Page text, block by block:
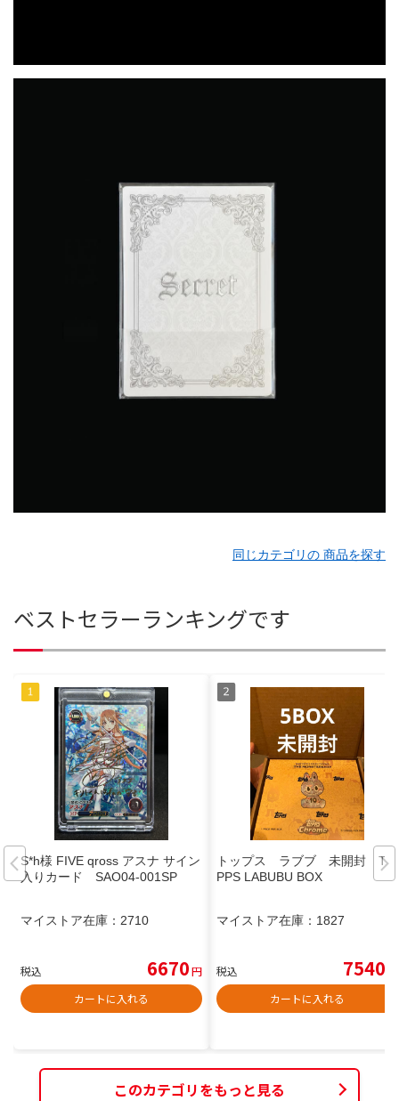
同じカテゴリの 商品を探す
ベストセラーランキングです
S*h様 FIVE qross アスナ サイン
入りカード SAO04-001SP
マイストア在庫： 2710
税込 6670円
カートに入れる
トップス ラブブ 未開封 TO
PPS LABUBU BOX
マイストア在庫： 1827
税込 7540
カートに入れる
このカテゴリをもっと見る